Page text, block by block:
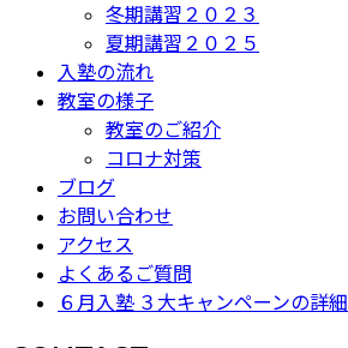
冬期講習２０２３
夏期講習２０２５
入塾の流れ
教室の様子
教室のご紹介
コロナ対策
ブログ
お問い合わせ
アクセス
よくあるご質問
６月入塾 ３大キャンペーンの詳細